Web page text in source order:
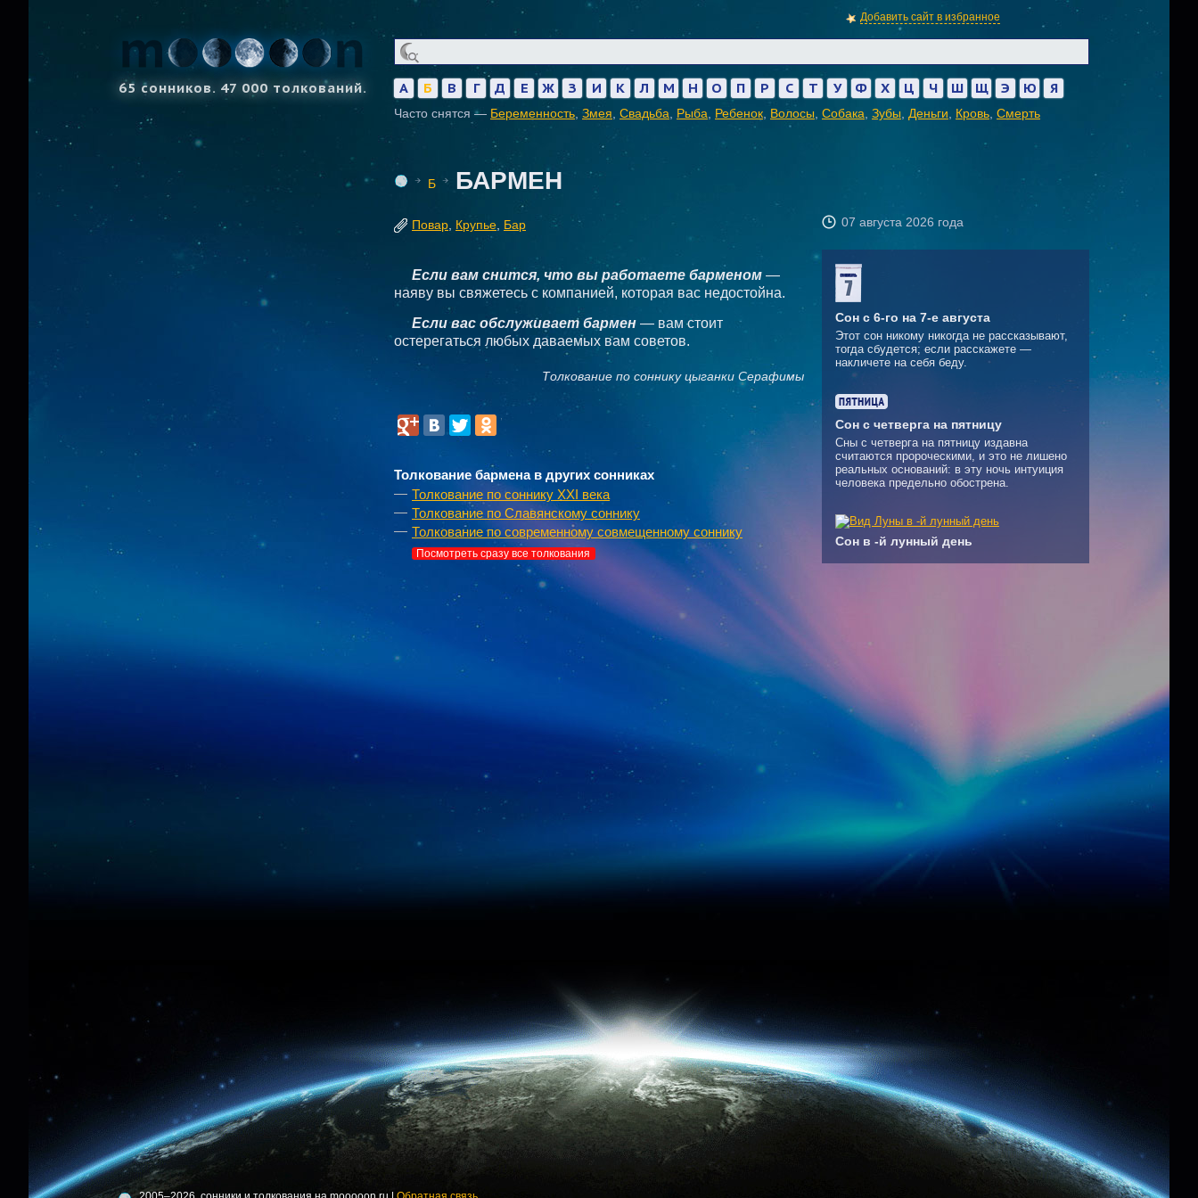
Добавить сайт в избранное
65 сонников. 47 000 толкований. А Б В Г Д Е Ж З И К Л М Н О П Р С Т У Ф Х Ц Ч Ш Щ Э Ю Я
Часто снятся — Беременность Змея Свадьба Рыба Ребенок Волосы Собака Зубы Деньги Кровь Смерть
Б БАРМЕН
Повар Крупье Бар 07 августа 2026 года
Если вам снится, что вы работаете барменом —
наяву вы свяжетесь с компанией, которая вас недостойна.
Если вас обслуживает бармен — вам стоит
остерегаться любых даваемых вам советов.
Толкование по соннику цыганки Серафимы
Толкование бармена в других сонниках
Толкование по соннику XXI века
Толкование по Славянскому соннику
Толкование по современному совмещенному соннику
Посмотреть сразу все толкования
Сон с 6-го на 7-е августа
Этот сон никому никогда не рассказывают,
тогда сбудется; если расскажете —
накличете на себя беду.
Сон с четверга на пятницу
Сны с четверга на пятницу издавна
считаются пророческими, и это не лишено
реальных оснований: в эту ночь интуиция
человека предельно обострена.
Сон в -й лунный день